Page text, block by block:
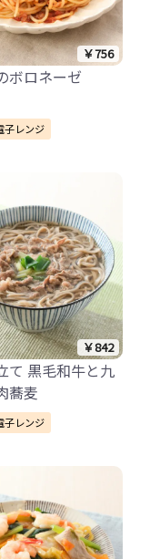
￥756
ボロネーゼ
子レンジ
￥842
て 黒毛和牛と九
蕎麦
子レンジ